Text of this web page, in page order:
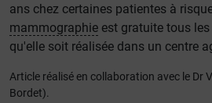
ans chez certaines patientes à
mammographie est gratuite tous
qu'elle soit réalisée dans un centre
Article réalisé en collaboration avec le Dr
Bordet).